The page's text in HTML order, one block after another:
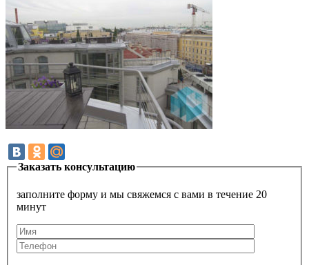
Заказать консультацию
заполните форму и мы свяжемся с вами в течение 20
минут